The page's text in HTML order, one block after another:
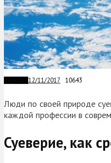
12/11/2017 10643
Люди по своей природе
каждой профессии в
Суеверие, как